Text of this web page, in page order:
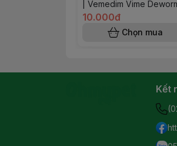
| Vemedim Vime
10.000đ
Chọn mua
Kết